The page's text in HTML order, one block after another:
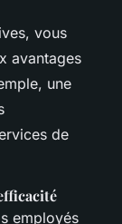
vous
avantages
une
de
employés